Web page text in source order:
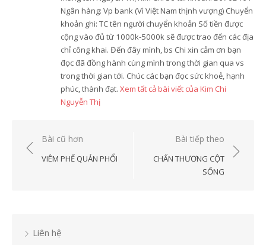
Ngân hàng: Vp bank (Vì Việt Nam thịnh vượng) Chuyển
khoản ghi: TC tên người chuyển khoản Số tiền được
cộng vào đủ từ 1000k-5000k sẽ được trao đến các địa
chỉ công khai. Đến đây mình, bs Chi xin cảm ơn bạn
đọc đã đồng hành cùng mình trong thời gian qua vs
trong thời gian tới. Chúc các bạn đọc sức khoẻ, hạnh
phúc, thành đạt. Xem tất cả bài viết của Kim Chi
Nguyễn Thị
Điều
hướng
Bài cũ hơn
VIÊM PHẾ QUẢN PHỔI
Bài tiếp theo
CHẤN THƯƠNG CỘT
SỐNG
Liên hệ